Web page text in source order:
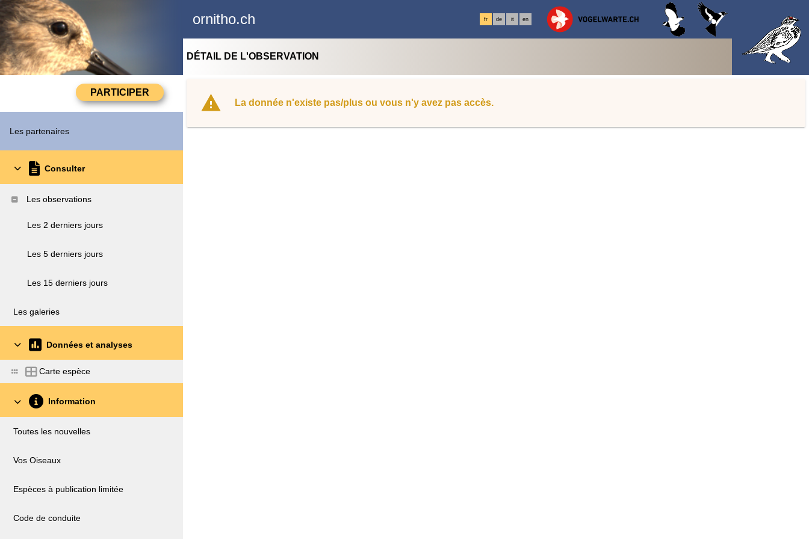
ornitho.ch fr de it en
Les partenaires
Consulter
Les observations
Les 2 derniers jours
Les 5 derniers jours
Les 15 derniers jours
Les galeries
Données et analyses
Carte espèce
Information
Toutes les nouvelles
Vos Oiseaux
Espèces à publication limitée
Code de conduite
DÉTAIL DE L'OBSERVATION
La donnée n'existe pas/plus ou vous n'y avez pas accès.